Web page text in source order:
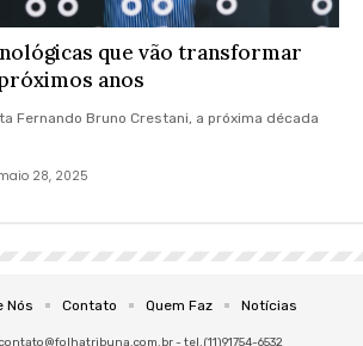
que vão transformar
anos
Fernando Bruno Crestani, a próxima década
28, 2025
contato@folhatribuna.com.br- tel.(11)91754-6532
Nós Contato Quem Faz Notícias